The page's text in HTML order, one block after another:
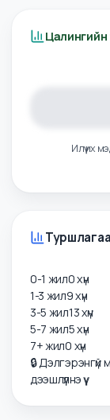
Илүү их
0-1 жил0хүн
1-3 жил9хүн
3-5 жил13хүн
5-7 жил5хүн